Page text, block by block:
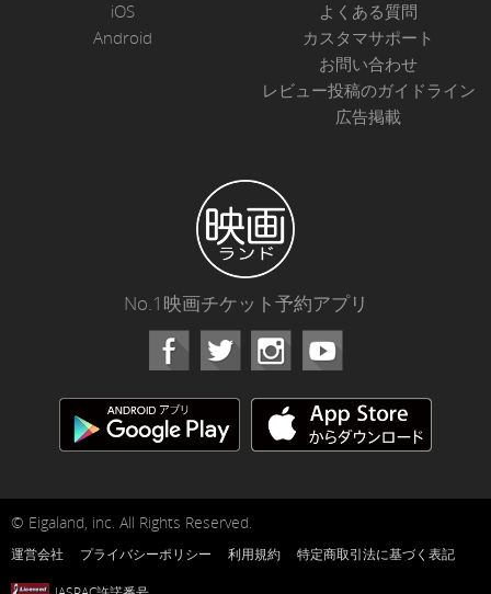
iOS
Android
よくある質問
カスタマサポート
お問い合わせ
レビュー投稿のガイドライン
広告掲載
No.1映画チケット予約アプリ
Facebook Instagram
© Eigaland, inc. All Rights Reserved.
運営会社 プライバシーポリシー 利用規約 特定商取引法に基づく表記